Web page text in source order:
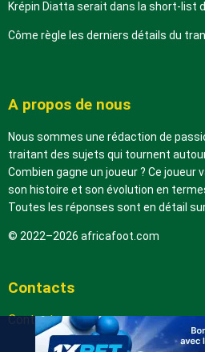
Krépin Diatta serait dans la short-list
Côme règle les derniers détails du
A propos de nous
Nous sommes une rédaction de
traitant des sujets qui tournent
Combien gagne un joueur ? Ce joueur
son histoire et son évolution en
Toutes les réponses sont en détail
© 2022–2026 africafoot.com
Contacts
Contactez-nous